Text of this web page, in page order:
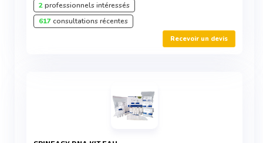
2professionnels intéressés
617consultations récentes
Recevoir un devis